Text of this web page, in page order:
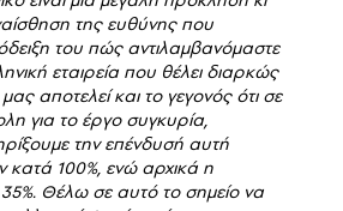
της ευθύνης που
του πώς αντιλαμβανόμαστε
εταιρεία που θέλει διαρκώς
αποτελεί και το γεγονός ότι σε
για το έργο συγκυρία,
την επένδυσή αυτή
κατά 100%, ενώ αρχικά η
Θέλω σε αυτό το σημείο να